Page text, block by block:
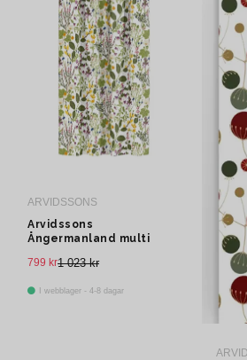
ARVIDSSONS
Arvidssons
Ångermanland multi
1 023 kr
799 kr
I webblager - 4-8 dagar